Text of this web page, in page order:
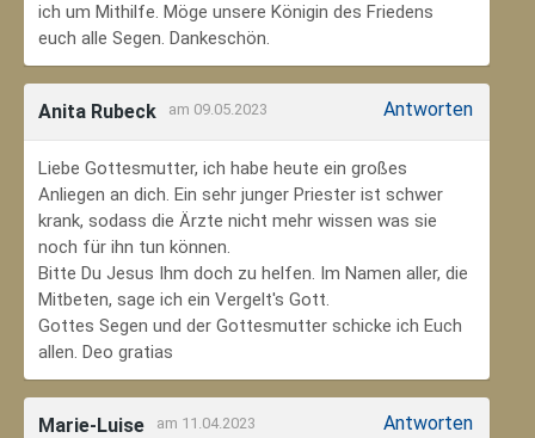
ich um Mithilfe. Möge unsere Königin des Friedens
euch alle Segen. Dankeschön.
Anita Rubeck am 09.05.2023 Antworten
Liebe Gottesmutter, ich habe heute ein großes
Anliegen an dich. Ein sehr junger Priester ist schwer
krank, sodass die Ärzte nicht mehr wissen was sie
noch für ihn tun können.
Bitte Du Jesus Ihm doch zu helfen. Im Namen aller, die
Mitbeten, sage ich ein Vergelt's Gott.
Gottes Segen und der Gottesmutter schicke ich Euch
allen. Deo gratias
Marie-Luise am 11.04.2023 Antworten